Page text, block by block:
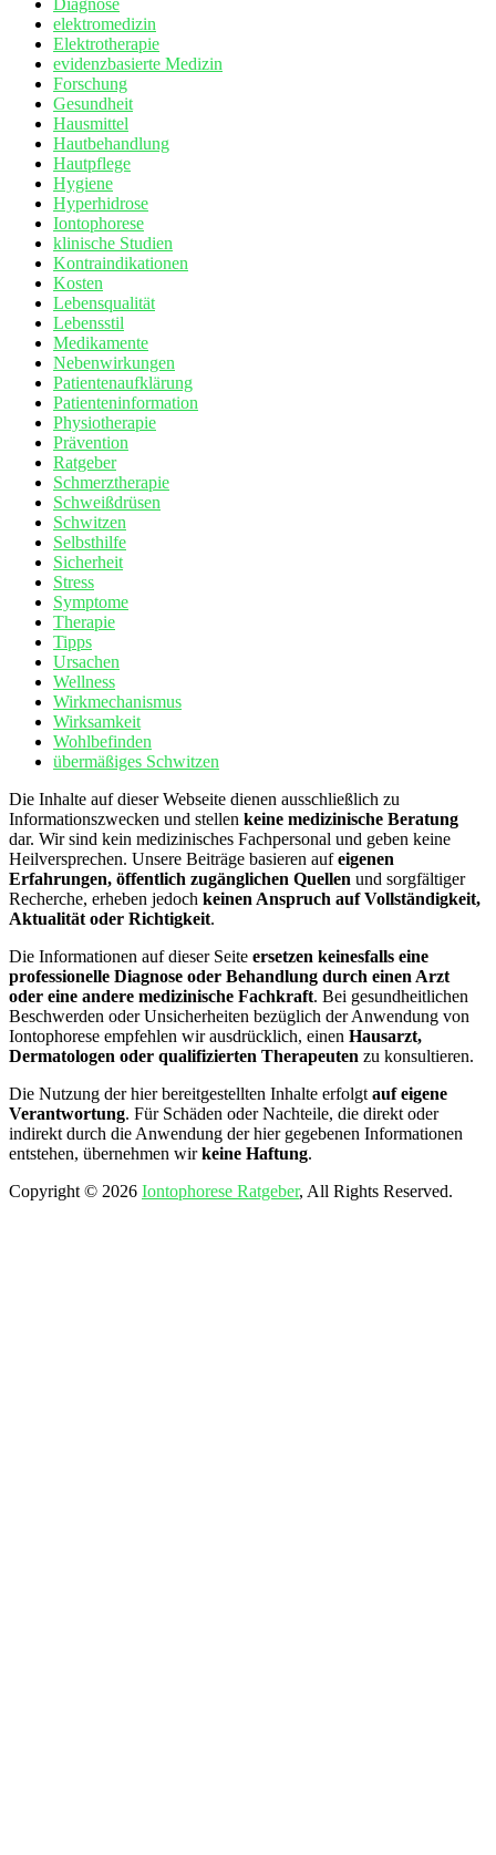
elektromedizin
Elektrotherapie
evidenzbasierte Medizin
Forschung
Gesundheit
Hausmittel
Hautbehandlung
Hautpflege
Hygiene
Hyperhidrose
Iontophorese
klinische Studien
Kontraindikationen
Kosten
Lebensqualität
Lebensstil
Medikamente
Nebenwirkungen
Patientenaufklärung
Patienteninformation
Physiotherapie
Prävention
Ratgeber
Schmerztherapie
Schweißdrüsen
Schwitzen
Selbsthilfe
Sicherheit
Stress
Symptome
Therapie
Tipps
Ursachen
Wellness
Wirkmechanismus
Wirksamkeit
Wohlbefinden
übermäßiges Schwitzen
Die Inhalte auf dieser Webseite dienen ausschließlich zu
Informationszwecken und stellen keine medizinische Beratung
dar. Wir sind kein medizinisches Fachpersonal und geben keine
Heilversprechen. Unsere Beiträge basieren aufeigenen
Erfahrungen, öffentlich zugänglichen Quellen und sorgfältiger
Recherche, erheben jedoch keinen Anspruch auf Vollständigkeit,
Aktualität oder Richtigkeit.
Die Informationen auf dieser Seite ersetzen keinesfalls eine
professionelle Diagnose oder Behandlung durch einen Arzt
oder eine andere medizinische Fachkraft. Bei gesundheitlichen
Beschwerden oder Unsicherheiten bezüglich der Anwendung von
Iontophorese empfehlen wir ausdrücklich, einen Hausarzt,
Dermatologen oder qualifizierten Therapeuten zu konsultieren.
Die Nutzung der hier bereitgestellten Inhalte erfolgt auf eigene
Verantwortung. Für Schäden oder Nachteile, die direkt oder
indirekt durch die Anwendung der hier gegebenen Informationen
entstehen, übernehmen wirkeine Haftung.
Copyright © 2026 Iontophorese Ratgeber, All Rights Reserved.